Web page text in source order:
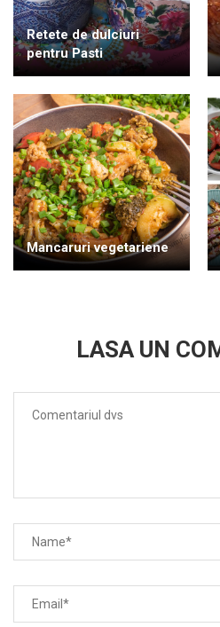
Retete de dulciuri
pentru Pasti
Mancaruri vegetariene
LASA UN